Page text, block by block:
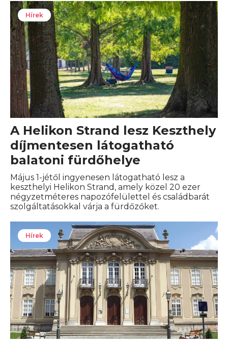
Hírek
A Helikon Strand lesz Keszthely
díjmentesen látogatható
balatoni fürdőhelye
Május 1-jétől ingyenesen látogatható lesz a
keszthelyi Helikon Strand, amely közel 20 ezer
négyzetméteres napozófelülettel és családbarát
szolgáltatásokkal várja a fürdőzőket.
Hírek